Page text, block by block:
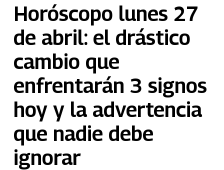
Horóscopo lunes 27
de abril: el drástico
cambio que
enfrentarán 3 signos
hoy y la advertencia
que nadie debe
ignorar